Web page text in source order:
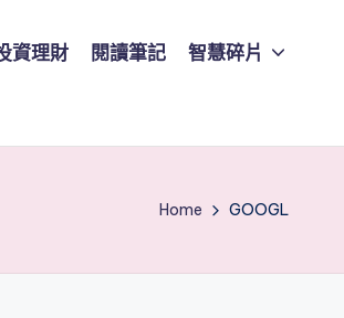
資理財 閱讀筆記 智慧碎片
Home GOOGL